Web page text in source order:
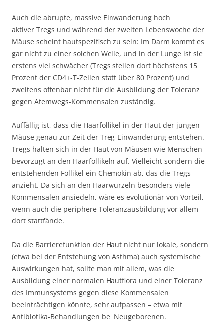
Auch die abrupte, massive Einwanderung hoch
aktiver Tregs und während der zweiten Lebenswoche der
Mäuse scheint hautspezifisch zu sein: Im Darm kommt es
gar nicht zu einer solchen Welle, und in der Lunge ist sie
erstens viel schwächer (Tregs stellen dort höchstens 15
Prozent der CD4+-T-Zellen statt über 80 Prozent) und
zweitens offenbar nicht für die Ausbildung der Toleranz
gegen Atemwegs-Kommensalen zuständig.
Auffällig ist, dass die Haarfollikel in der Haut der jungen
Mäuse genau zur Zeit der Treg-Einwanderung entstehen.
Tregs halten sich in der Haut von Mäusen wie Menschen
bevorzugt an den Haarfollikeln auf. Vielleicht sondern die
entstehenden Follikel ein Chemokin ab, das die Tregs
anzieht. Da sich an den Haarwurzeln besonders viele
Kommensalen ansiedeln, wäre es evolutionär von Vorteil,
wenn auch die periphere Toleranzausbildung vor allem
dort stattfände.
Da die Barrierefunktion der Haut nicht nur lokale, sondern
(etwa bei der Entstehung von Asthma) auch systemische
Auswirkungen hat, sollte man mit allem, was die
Ausbildung einer normalen Hautflora und einer Toleranz
des Immunsystems gegen diese Kommensalen
beeinträchtigen könnte, sehr aufpassen – etwa mit
Antibiotika-Behandlungen bei Neugeborenen.